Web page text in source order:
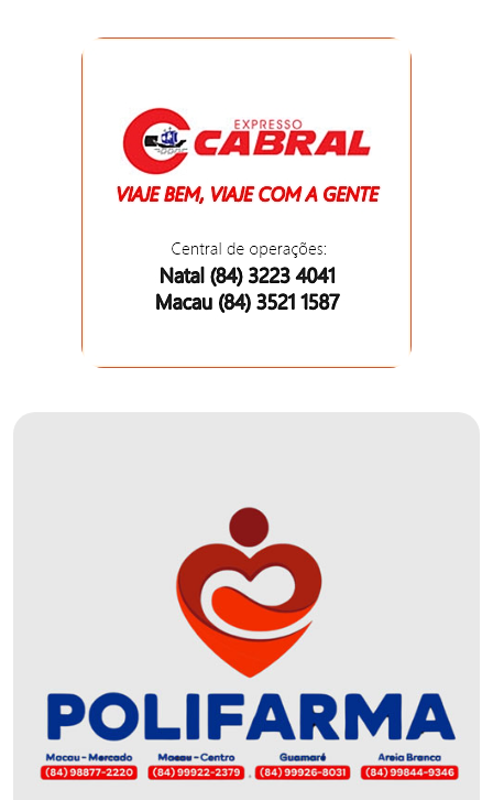
DAS
CRIANÇAS
ECONOMIA
ELEIÇÕES
CARNAUBAIS
EMANCIPAÇÃO
MACAU
EMANCIPAÇÃO